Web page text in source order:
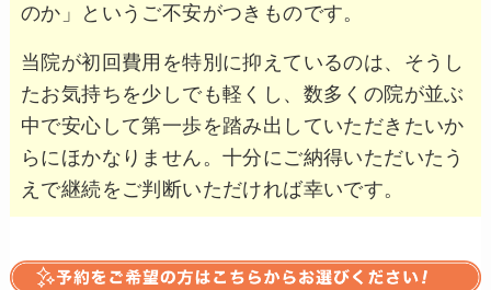
のか」というご不安がつきものです。
当院が初回費用を特別に抑えているのは、そうし
たお気持ちを少しでも軽くし、数多くの院が並ぶ
中で安心して第一歩を踏み出していただきたいか
らにほかなりません。十分にご納得いただいたう
えで継続をご判断いただければ幸いです。